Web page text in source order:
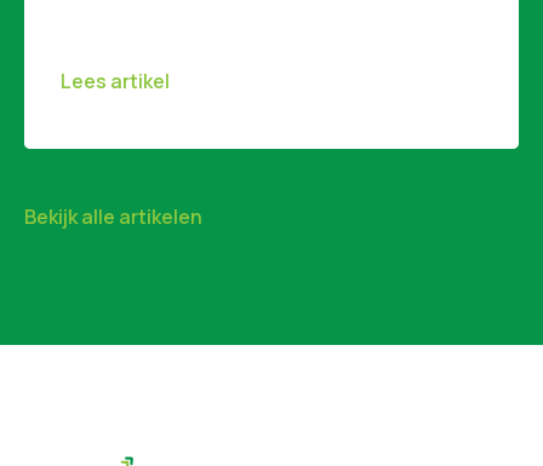
Lees artikel
Bekijk alle artikelen